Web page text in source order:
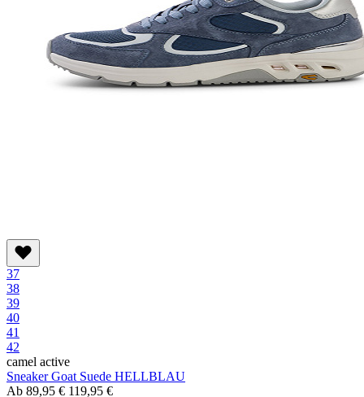
37
38
39
40
41
42
camel active
Sneaker Goat Suede HELLBLAU
Ab 89,95 € 119,95 €